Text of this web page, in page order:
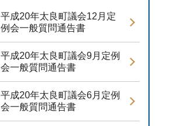
平成20年太良町議会12月定
例会一般質問通告書
平成20年太良町議会9月定例
会一般質問通告書
平成20年太良町議会6月定例
会一般質問通告書